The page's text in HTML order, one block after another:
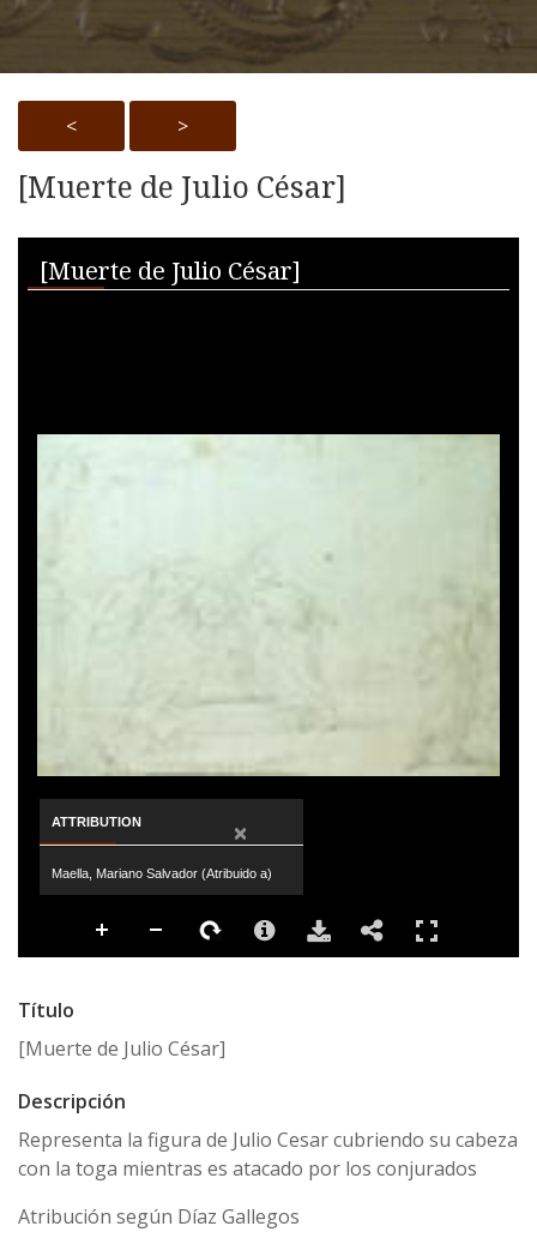
< >
[Muerte de Julio César]
Media Viewer
[Muerte de Julio César]
ATTRIBUTION ×
Maella, Mariano Salvador (Atribuido a)
Título
[Muerte de Julio César]
Descripción
Representa la figura de Julio Cesar cubriendo su cabeza
con la toga mientras es atacado por los conjurados
Atribución según Díaz Gallegos